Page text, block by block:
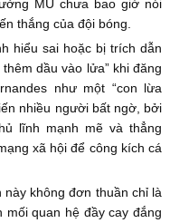
MU chưa bao giờ nói
thắng của đội bóng.
hiểu sai hoặc bị trích dẫn
dầu vào lửa” khi đăng
như một “con lừa
nhiều người bất ngờ, bởi
lĩnh mạnh mẽ và thẳng
xã hội để công kích cá
không đơn thuần chỉ là
mối quan hệ đầy cay đắng